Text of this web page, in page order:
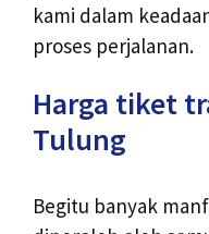
kami dalam
proses perjalanan.
Harga tiket
Tulung
Begitu banyak